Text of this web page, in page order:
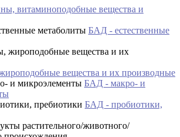
витаминоподобные вещества и
БАД - естественные
вещества и их производные
БАД - макро- и
БАД - пробиотики,